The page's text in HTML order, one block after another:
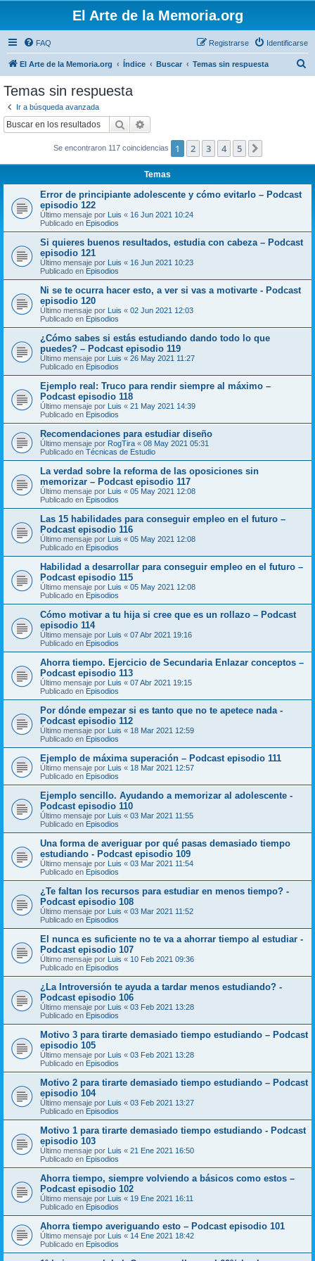
El Arte de la Memoria.org
FAQ Identificarse
Registrarse
El Arte de la Memoria.org Índice Buscar Temas sin respuesta
Temas sin respuesta
Ir a búsqueda avanzada
Buscar
Se encontraron 117 coincidencias 1 2 3 4 5
Temas
Error de principiante adolescente y cómo evitarlo – Podcast
episodio 122
Último mensaje por Luis « 16 Jun 2021 10:24
Publicado en Episodios
Si quieres buenos resultados, estudia con cabeza – Podcast
episodio 121
Último mensaje por Luis « 16 Jun 2021 10:23
Publicado en Episodios
Ni se te ocurra hacer esto, a ver si vas a motivarte - Podcast
episodio 120
Último mensaje por Luis « 02 Jun 2021 12:03
Publicado en Episodios
¿Cómo sabes si estás estudiando dando todo lo que
puedes? – Podcast episodio 119
Último mensaje por Luis « 26 May 2021 11:27
Publicado en Episodios
Ejemplo real: Truco para rendir siempre al máximo –
Podcast episodio 118
Último mensaje por Luis « 21 May 2021 14:39
Publicado en Episodios
Recomendaciones para estudiar diseño
Último mensaje por RogTira « 08 May 2021 05:31
Publicado en Técnicas de Estudio
La verdad sobre la reforma de las oposiciones sin
memorizar – Podcast episodio 117
Último mensaje por Luis « 05 May 2021 12:08
Publicado en Episodios
Las 15 habilidades para conseguir empleo en el futuro –
Podcast episodio 116
Último mensaje por Luis « 05 May 2021 12:08
Publicado en Episodios
Habilidad a desarrollar para conseguir empleo en el futuro –
Podcast episodio 115
Último mensaje por Luis « 05 May 2021 12:08
Publicado en Episodios
Cómo motivar a tu hija si cree que es un rollazo – Podcast
episodio 114
Último mensaje por Luis « 07 Abr 2021 19:16
Publicado en Episodios
Ahorra tiempo. Ejercicio de Secundaria Enlazar conceptos –
Podcast episodio 113
Último mensaje por Luis « 07 Abr 2021 19:15
Publicado en Episodios
Por dónde empezar si es tanto que no te apetece nada -
Podcast episodio 112
Último mensaje por Luis « 18 Mar 2021 12:59
Publicado en Episodios
Ejemplo de máxima superación – Podcast episodio 111
Último mensaje por Luis « 18 Mar 2021 12:57
Publicado en Episodios
Ejemplo sencillo. Ayudando a memorizar al adolescente -
Podcast episodio 110
Último mensaje por Luis « 03 Mar 2021 11:55
Publicado en Episodios
Una forma de averiguar por qué pasas demasiado tiempo
estudiando - Podcast episodio 109
Último mensaje por Luis « 03 Mar 2021 11:54
Publicado en Episodios
¿Te faltan los recursos para estudiar en menos tiempo? -
Podcast episodio 108
Último mensaje por Luis « 03 Mar 2021 11:52
Publicado en Episodios
El nunca es suficiente no te va a ahorrar tiempo al estudiar -
Podcast episodio 107
Último mensaje por Luis « 10 Feb 2021 09:36
Publicado en Episodios
¿La Introversión te ayuda a tardar menos estudiando? -
Podcast episodio 106
Último mensaje por Luis « 03 Feb 2021 13:28
Publicado en Episodios
Motivo 3 para tirarte demasiado tiempo estudiando – Podcast
episodio 105
Último mensaje por Luis « 03 Feb 2021 13:28
Publicado en Episodios
Motivo 2 para tirarte demasiado tiempo estudiando – Podcast
episodio 104
Último mensaje por Luis « 03 Feb 2021 13:27
Publicado en Episodios
Motivo 1 para tirarte demasiado tiempo estudiando - Podcast
episodio 103
Último mensaje por Luis « 21 Ene 2021 16:50
Publicado en Episodios
Ahorra tiempo, siempre volviendo a básicos como estos –
Podcast episodio 102
Último mensaje por Luis « 19 Ene 2021 16:11
Publicado en Episodios
Ahorra tiempo averiguando esto – Podcast episodio 101
Último mensaje por Luis « 14 Ene 2021 18:42
Publicado en Episodios